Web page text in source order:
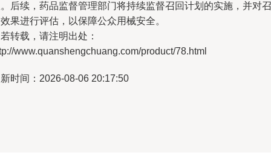
后续，药品监督管理部门将持续监督召回计划的实施，并对召
果进行评估，以保障公众用械安全。
转载，请注明出处：
www.quanshengchuang.com/product/78.html
时间：2026-08-06 20:17:50